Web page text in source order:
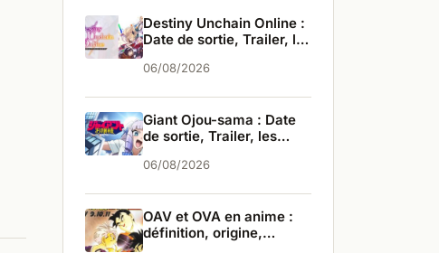
Destiny Unchain Online :
Date de sortie, Trailer, les
06/08/2026
Giant Ojou-sama : Date
de sortie, Trailer, les
06/08/2026
OAV et OVA en anime :
définition, origine,